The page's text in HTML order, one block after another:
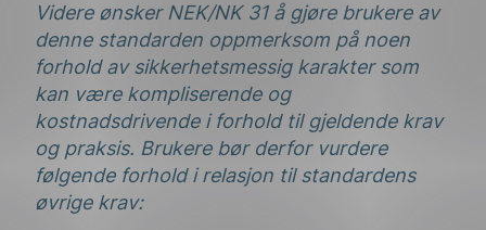
Videre ønsker NEK/NK 31 å gjøre brukere av
denne standarden oppmerksom på noen
forhold av sikkerhetsmessig karakter som
kan være kompliserende og
kostnadsdrivende i forhold til gjeldende krav
og praksis. Brukere bør derfor vurdere
følgende forhold i relasjon til standardens
øvrige krav: